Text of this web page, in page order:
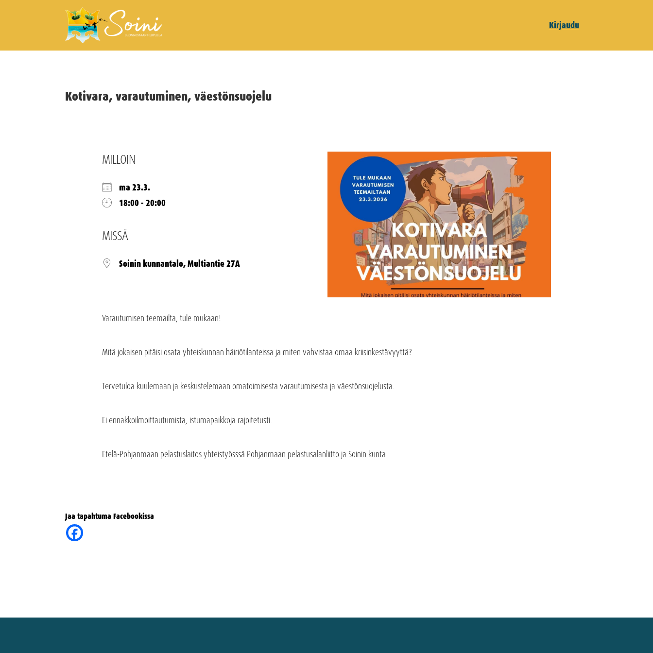
Kirjaudu
Kotivara, varautuminen, väestönsuojelu
MILLOIN
ma 23.3.
18:00 - 20:00
MISSÄ
Soinin kunnantalo, Multiantie 27A
Varautumisen teemailta, tule mukaan!
Mitä jokaisen pitäisi osata yhteiskunnan häiriötilanteissa ja miten vahvistaa omaa kriisinkestävyyttä?
Tervetuloa kuulemaan ja keskustelemaan omatoimisesta varautumisesta ja väestönsuojelusta.
Ei ennakkoilmoittautumista, istumapaikkoja rajoitetusti.
Etelä-Pohjanmaan pelastuslaitos yhteistyösssä Pohjanmaan pelastusalanliitto ja Soinin kunta
Jaa tapahtuma Facebookissa